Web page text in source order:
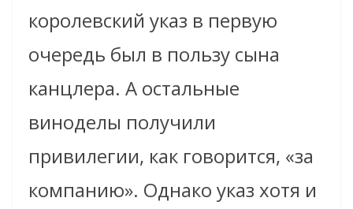
королевский указ в первую
очередь был в пользу сына
канцлера. А остальные
виноделы получили
привилегии, как говорится, «за
компанию». Однако указ хотя и